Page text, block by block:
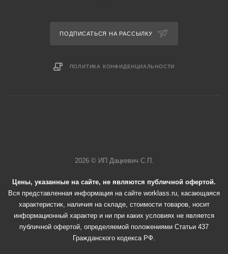
ПОДПИСАТЬСЯ НА РАССЫЛКУ
ПОЛИТИКА КОНФИДЕНЦИАЛЬНОСТИ
2026 © ИП Дацкевич С.П.
Цены, указанные на сайте, не являются публичной офертой.
Вся представленная информация на сайте worklass.ru, касающаяся
характеристик, наличия на складе, стоимости товаров, носит
информационный характер и ни при каких условиях не является
публичной офертой, определяемой положениями Статьи 437
Гражданского кодекса РФ.